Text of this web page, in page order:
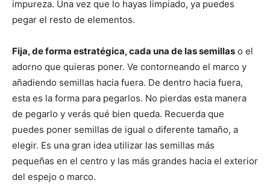
impureza. Una vez que lo hayas limpiado, ya puedes
pegar el resto de elementos.
Fija, de forma estratégica, cada una de las semillas o el
adorno que quieras poner. Ve contorneando el marco y
añadiendo semillas hacia fuera. De dentro hacia fuera,
esta es la forma para pegarlos. No pierdas esta manera
de pegarlo y verás qué bien queda. Recuerda que
puedes poner semillas de igual o diferente tamaño, a
elegir. Es una gran idea utilizar las semillas más
pequeñas en el centro y las más grandes hacia el exterior
del espejo o marco.